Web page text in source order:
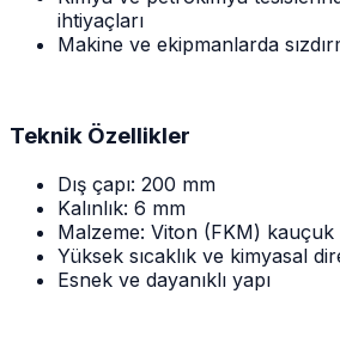
ihtiyaçları
Makine ve ekipmanlarda
Teknik Özellikler
Dış çapı: 200 mm
Kalınlık: 6 mm
Malzeme: Viton (FKM) kauçuk
Yüksek sıcaklık ve kimyasal
Esnek ve dayanıklı yapı